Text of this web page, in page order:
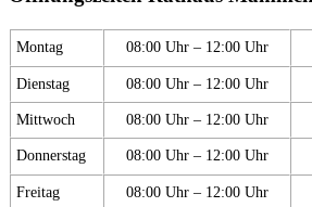
Montag 08:00 Uhr – 12:00 Uhr
Dienstag 08:00 Uhr – 12:00 Uhr
Mittwoch 08:00 Uhr – 12:00 Uhr
Donnerstag 08:00 Uhr – 12:00 Uhr
Freitag 08:00 Uhr – 12:00 Uhr